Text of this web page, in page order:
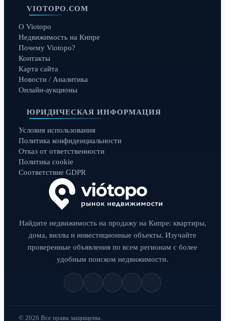
VIOTOPO.COM
О Viotopo
Недвижимость на Кипре
Почему Viotopo?
Контакты
Карта сайта
Новости / Аналитика
Онлайн-аукционы
ЮРИДИЧЕСКАЯ ИНФОРМАЦИЯ
Условия использования
Политика конфиденциальности
Отказ от ответственности
Политика cookie
Соответствие GDPR
Найдите недвижимость на продажу на Кипре: квартиры,
дома, виллы и инвестиционные объекты. Изучайте
проверенные объявления по всем регионам с более
удобным поиском недвижимости.
© 2026 Все права защищены.